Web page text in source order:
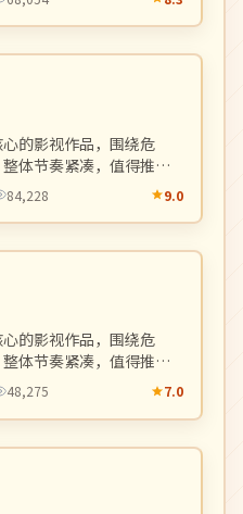
的影视作品，围绕危
体节奏紧凑，值得推荐
84,228 9.0
的影视作品，围绕危
体节奏紧凑，值得推荐
48,275 7.0